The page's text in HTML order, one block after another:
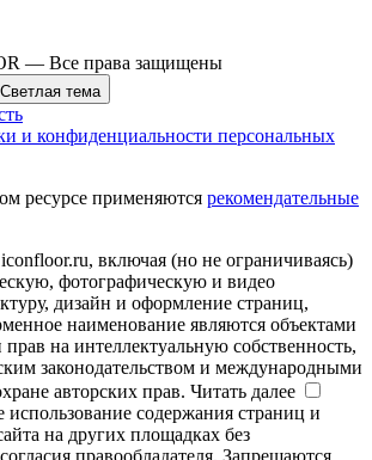
— Все права защищены
Светлая тема
и конфиденциальности персональных
ресурсе применяются рекомендательные
включая (но не ограничиваясь)
фотографическую и видео
дизайн и оформление страниц,
наименование являются объектами
прав на интеллектуальную собственность,
законодательством и международными
авторских прав. Читать далее
использование содержания страниц и
на других площадках без
правообладателя. Запрещаются